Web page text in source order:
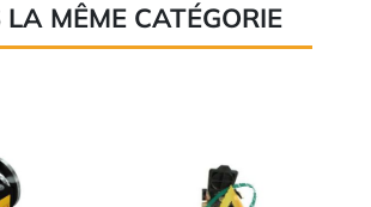
MÊME CATÉGORIE